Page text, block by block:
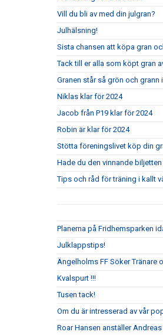
Vill du bli av med din julgran?
Julhälsning!
Sista chansen att köpa gran
Tack till er alla som köpt gran
Granen står så grön och grann
Niklas klar för 2024
Jacob från P19 klar för 2024
Robin är klar för 2024
Stötta föreningslivet köp din
Hade du den vinnande
Tips och råd för träning i kallt
Planerna på Fridhemsparken
Julklappstips!
Ängelholms FF Söker Tränare
Kvalspurt !!!
Tusen tack!
Om du är intresserad av vår
Roar Hansen anställer